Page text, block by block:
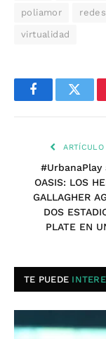
poliamor
virtualidad
Facebook
ARTÍCULO
#UrbanaPlay
OASIS: LOS
GALLAGHER
DOS
PLATE EN
TE PUEDE